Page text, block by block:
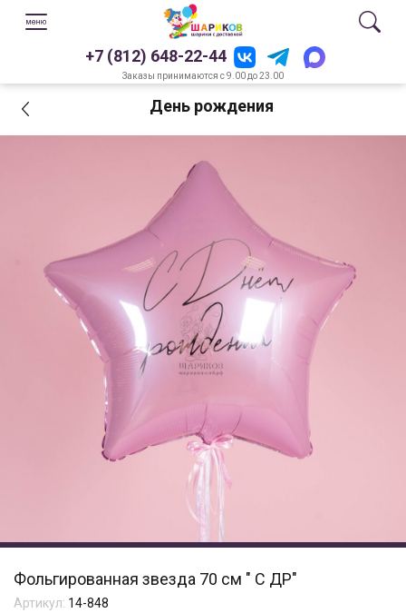
+7 (812) 648-22-44
Заказы принимаются с 9.00 до 23.00
День рождения
Фольгированная звезда 70 см " С ДР"
Артикул: 14-848